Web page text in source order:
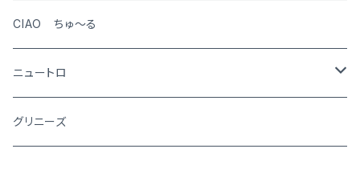
CIAO ちゅ～る
ニュートロ
シュプレモ
グリニーズ